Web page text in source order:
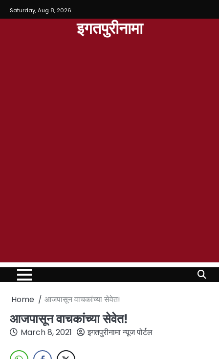
Saturday, Aug 8, 2026
इगतपुरीनामा
Home आजपासून वाचकांच्या सेवेत!
आजपासून वाचकांच्या सेवेत!
March 8, 2021 इगतपुरीनामा न्यूज पोर्टल